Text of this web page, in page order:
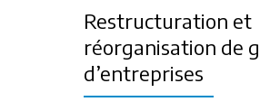
Restructuration et
réorganisation de
d’entreprises